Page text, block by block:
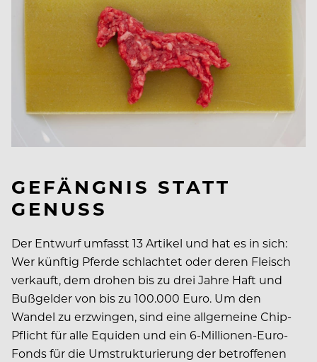
GEFÄNGNIS STATT
GENUSS
Der Entwurf umfasst 13 Artikel und hat es in sich:
Wer künftig Pferde schlachtet oder deren Fleisch
verkauft, dem drohen bis zu drei Jahre Haft und
Bußgelder von bis zu 100.000 Euro. Um den
Wandel zu erzwingen, sind eine allgemeine Chip-
Pflicht für alle Equiden und ein 6-Millionen-Euro-
Fonds für die Umstrukturierung der betroffenen